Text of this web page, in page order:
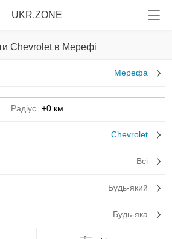
UKR.ZONE
Chevrolet в Мерефі
Мерефа
Радіус +0 км
Chevrolet
Всі
Будь-який
Будь-яка